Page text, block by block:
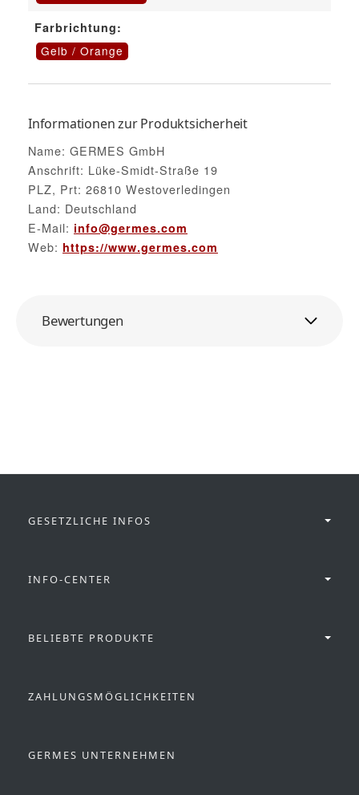
Farbrichtung:
Gelb / Orange
Informationen zur Produktsicherheit
Name: GERMES GmbH
Anschrift: Lüke-Smidt-Straße 19
PLZ, Prt: 26810 Westoverledingen
Land: Deutschland
E-Mail: info@germes.com
Web: https://www.germes.com
Bewertungen
GESETZLICHE INFOS
INFO-CENTER
BELIEBTE PRODUKTE
ZAHLUNGSMÖGLICHKEITEN
GERMES UNTERNEHMEN